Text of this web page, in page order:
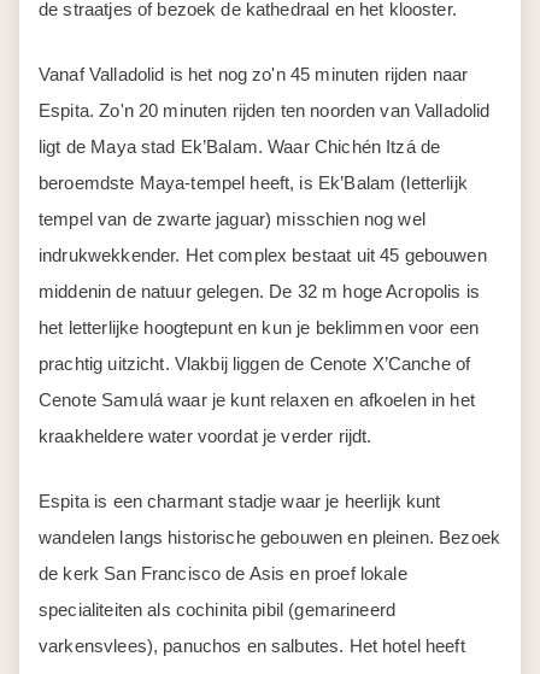
de straatjes of bezoek de kathedraal en het klooster.
Vanaf Valladolid is het nog zo'n 45 minuten rijden naar
Espita. Zo'n 20 minuten rijden ten noorden van Valladolid
ligt de Maya stad Ek’Balam. Waar Chichén Itzá de
beroemdste Maya-tempel heeft, is Ek’Balam (letterlijk
tempel van de zwarte jaguar) misschien nog wel
indrukwekkender. Het complex bestaat uit 45 gebouwen
middenin de natuur gelegen. De 32 m hoge Acropolis is
het letterlijke hoogtepunt en kun je beklimmen voor een
prachtig uitzicht. Vlakbij liggen de Cenote X’Canche of
Cenote Samulá waar je kunt relaxen en afkoelen in het
kraakheldere water voordat je verder rijdt.
Espita is een charmant stadje waar je heerlijk kunt
wandelen langs historische gebouwen en pleinen. Bezoek
de kerk San Francisco de Asis en proef lokale
specialiteiten als cochinita pibil (gemarineerd
varkensvlees), panuchos en salbutes. Het hotel heeft